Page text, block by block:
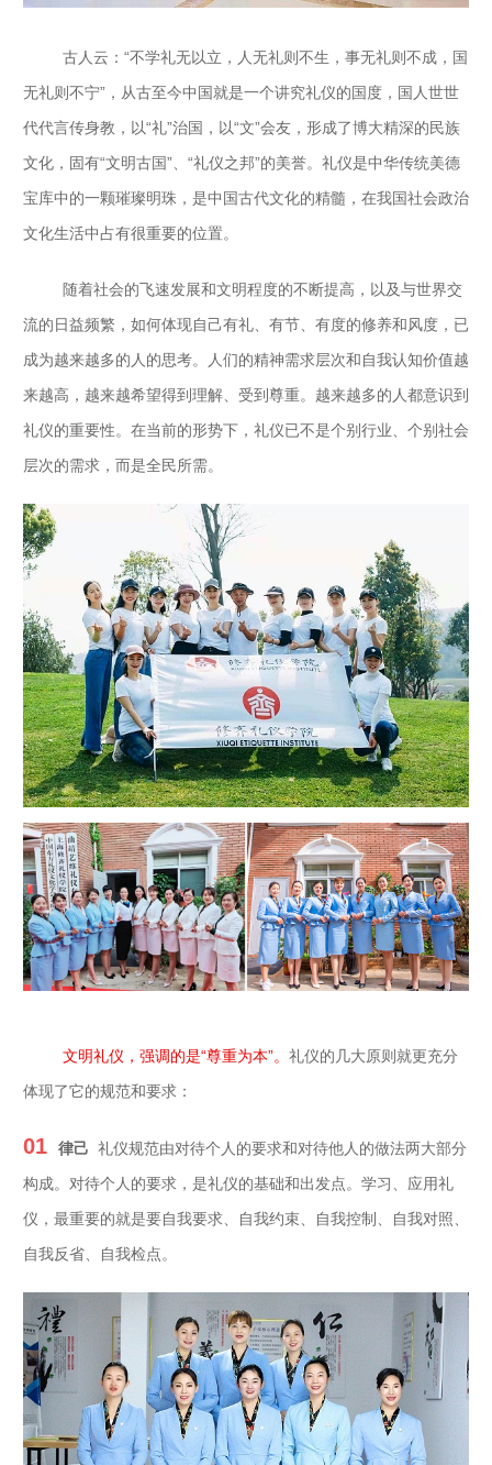
古人云：“不学礼无以立，人无礼则不生，事无礼则不成，国
无礼则不宁”，从古至今中国就是一个讲究礼仪的国度，国人世世
代代言传身教，以“礼”治国，以“文”会友，形成了博大精深的民族
文化，固有“文明古国”、“礼仪之邦”的美誉。礼仪是中华传统美德
宝库中的一颗璀璨明珠，是中国古代文化的精髓，在我国社会政治
文化生活中占有很重要的位置。
随着社会的飞速发展和文明程度的不断提高，以及与世界交
流的日益频繁，如何体现自己有礼、有节、有度的修养和风度，已
成为越来越多的人的思考。人们的精神需求层次和自我认知价值越
来越高，越来越希望得到理解、受到尊重。越来越多的人都意识到
礼仪的重要性。在当前的形势下，礼仪已不是个别行业、个别社会
层次的需求，而是全民所需。
文明礼仪，强调的是“尊重为本”。礼仪的几大原则就更充分
体现了它的规范和要求：
01 律己 礼仪规范由对待个人的要求和对待他人的做法两大部分
构成。对待个人的要求，是礼仪的基础和出发点。学习、应用礼
仪，最重要的就是要自我要求、自我约束、自我控制、自我对照、
自我反省、自我检点。